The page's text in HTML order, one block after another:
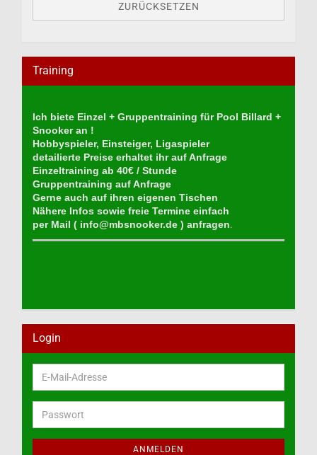
ZURÜCKSETZEN
Training
Ich biete Einzel + Gruppentraining für Pool Billard +
Snooker an !
Hobbyspieler, Einsteiger, Ligaspieler
detailierte Preise erhaltet ihr auf Anfrage
Einzeltraining ab 40€ / Stunde
Gruppentraining auf Anfrage
Gerne auch auf ihren eigenen Tischen
Nähere Infos sowie freie Termine einfach
per Mail ( info@mbsnooker.de ) anfragen.
Login
E-
Mail-
Adresse
Passwort
ANMELDEN